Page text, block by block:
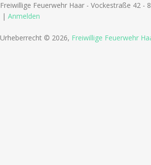
Freiwillige Feuerwehr Haar - Vockestraße 42 -
| Anmelden
Urheberrecht © 2026, Freiwillige Feuerwehr